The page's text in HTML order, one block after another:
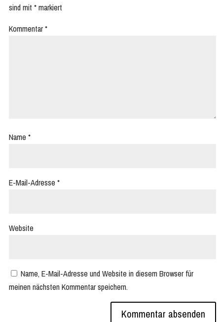
sind mit *markiert
Kommentar*
Name *
E-Mail-Adresse *
Website
Name, E-Mail-Adresse und Website in diesem Browser für
meinen nächsten Kommentar speichern.